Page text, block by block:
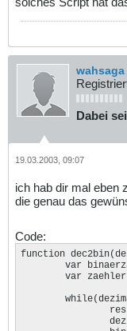
wahsaga
Dabei
19.03.2003, 09:07
ich hab dir mal eben
die genau das
Code:
function